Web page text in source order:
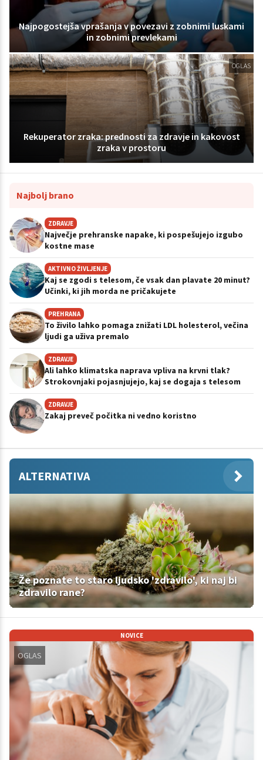
Najpogostejša vprašanja v povezavi z zobnimi luskami
in zobnimi prevlekami
OGLAS
Rekuperator zraka: prednosti za zdravje in kakovost
zraka v prostoru
Najbolj brano
ZDRAVJE
Največje prehranske napake, ki pospešujejo izgubo
kostne mase
AKTIVNO ŽIVLJENJE
Kaj se zgodi s telesom, če vsak dan plavate 20 minut?
Učinki, ki jih morda ne pričakujete
PREHRANA
To živilo lahko pomaga znižati LDL holesterol, večina
ljudi ga uživa premalo
ZDRAVJE
Ali lahko klimatska naprava vpliva na krvni tlak?
Strokovnjaki pojasnjujejo, kaj se dogaja s telesom
ZDRAVJE
Zakaj preveč počitka ni vedno koristno
ALTERNATIVA
Že poznate to staro ljudsko 'zdravilo', ki naj bi
zdravilo rane?
NOVICE
OGLAS